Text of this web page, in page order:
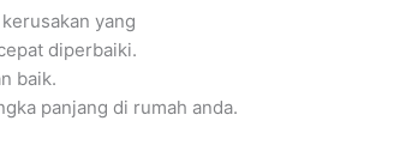
yang
diperbaiki.
baik.
panjang di rumah anda.